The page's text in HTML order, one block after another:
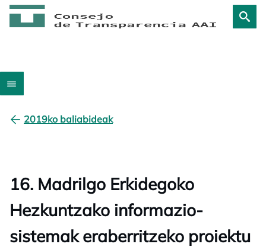
2019ko baliabideak
16. Madrilgo Erkidegoko
Hezkuntzako informazio-
sistemak eraberritzeko proiektu